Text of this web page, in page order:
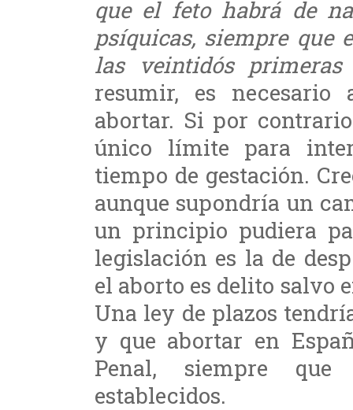
que el feto habrá de
psíquicas, siempre que
las veintidós primeras
resumir, es
abortar. Si por
único límite para
tiempo de gestación.
aunque supondría un
un principio pudiera
legislación es la de
el aborto es delito salvo
Una ley de plazos
y que abortar en
Penal, siempre
establecidos.